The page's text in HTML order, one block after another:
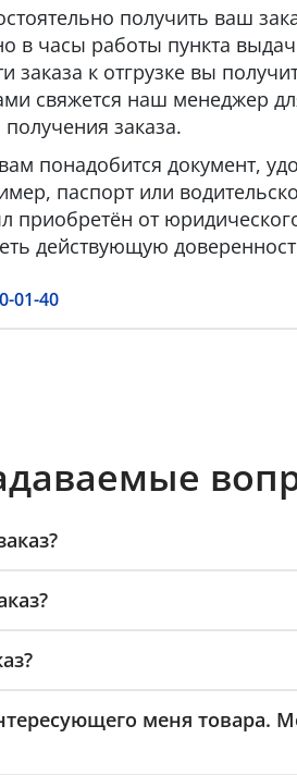
получить ваш
в часы работы пункта
заказа к отгрузке вы
свяжется наш менеджер
заказа.
понадобится документ,
паспорт или
приобретён от
действующую
01-40
меня товара.